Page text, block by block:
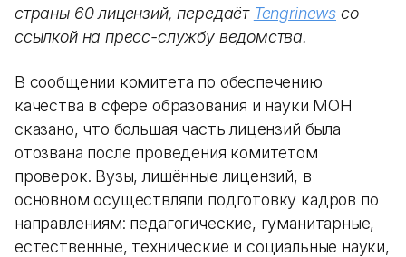
страны 60 лицензий, передаёт Tengrinewsсо
ссылкой на пресс-службу ведомства.
В сообщении комитета по обеспечению
качества в сфере образования и науки МОН
сказано, что большая часть лицензий была
отозвана после проведения комитетом
проверок. Вузы, лишённые лицензий, в
основном осуществляли подготовку кадров по
направлениям: педагогические, гуманитарные,
естественные, технические и социальные науки,